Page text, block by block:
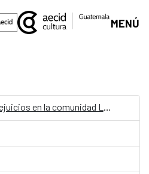
MENÚ
Machismo: Sesgos y prejuicios en la comunidad LGBTIQ